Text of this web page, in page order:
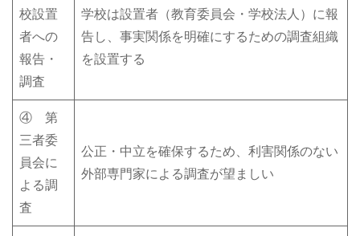
校設置
者への
報告・
調査
学校は設置者（教育委員会・学校法人）に報
告し、事実関係を明確にするための調査組織
を設置する
④ 第
三者委
員会に
よる調
査
公正・中立を確保するため、利害関係のない
外部専門家による調査が望ましい